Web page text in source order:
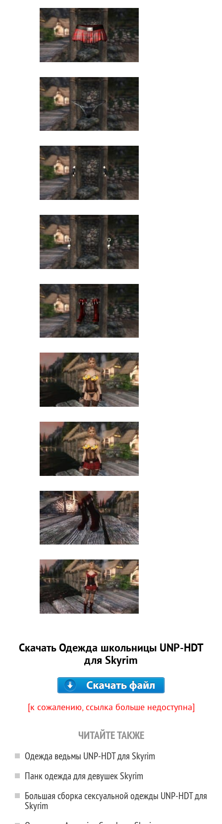
Скачать Одежда школьницы UNP-HDT
для Skyrim
[к сожалению, ссылка больше недоступна]
ЧИТАЙТЕ ТАКЖЕ
Одежда ведьмы UNP-HDT для Skyrim
Панк одежда для девушек Skyrim
Большая сборка сексуальной одежды UNP-HDT для
Skyrim